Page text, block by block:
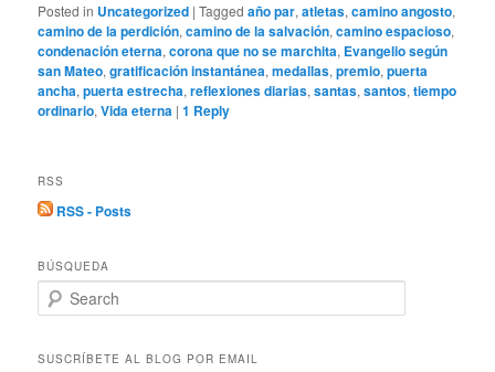
Posted in Uncategorized |Tagged año par,atletas,camino angosto,
camino de la perdición,camino de la salvación,camino espacioso,
condenación eterna,corona que no se marchita, Evangelio según
san Mateo,gratificación instantánea,medallas,premio,puerta
ancha,puerta estrecha,reflexiones diarias,santas,santos,tiempo
ordinario,Vida eterna |1 Reply
RSS
RSS - Posts
BÚSQUEDA
e
rSUSCRÍBETE AL BLOG POR EMAIL